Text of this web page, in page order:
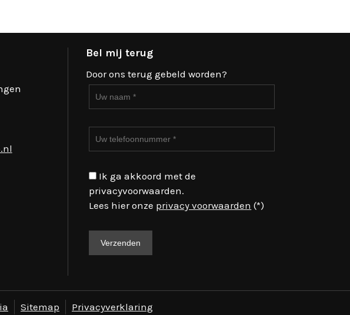
Bel mij terug
Door ons terug gebeld worden?
Ik ga akkoord met de
privacyvoorwaarden.
Lees hier onze privacy voorwaarden (*)
Sitemap Privacyverklaring